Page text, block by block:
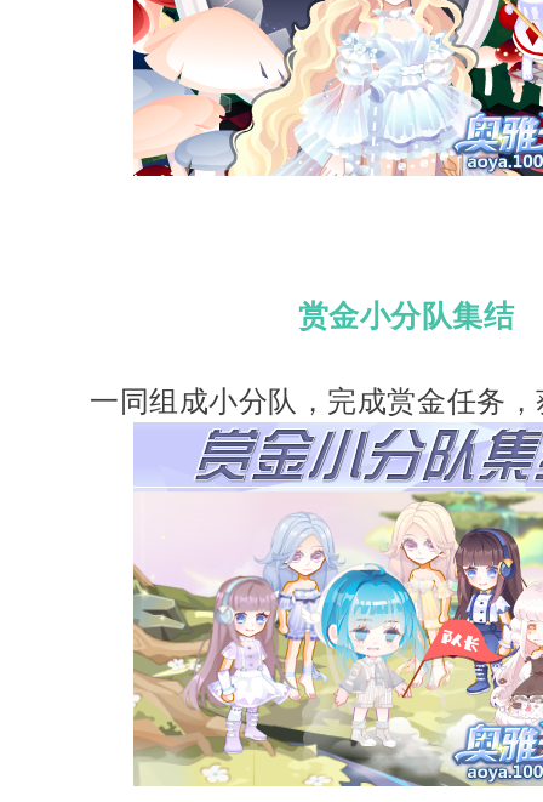
赏金小分队集结
一同组成小分队，完成赏金任务